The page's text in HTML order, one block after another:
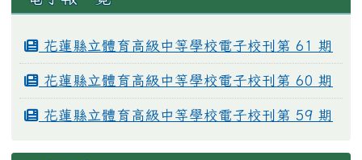
花蓮縣立體育高級中等學校電子校刊第 61 期
花蓮縣立體育高級中等學校電子校刊第 60 期
花蓮縣立體育高級中等學校電子校刊第 59 期